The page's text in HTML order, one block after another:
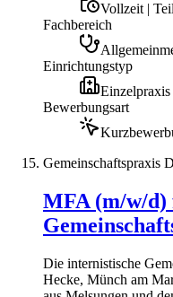
Vollzeit |
Fachbereich
Einrichtungstyp
Einzelpraxis
Bewerbungsart
Gemeinschaftspraxis
MFA (m/w/
Die internistische
Hecke, Münch am